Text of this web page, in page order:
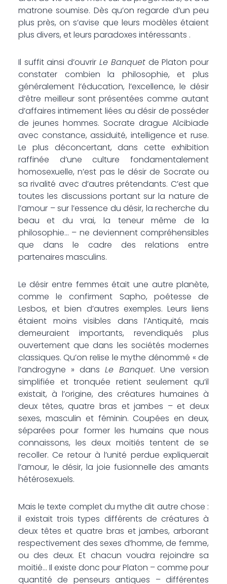
matrone soumise. Dès qu’on regarde d’un peu
plus près, on s’avise que leurs modèles étaient
plus divers, et leurs paradoxes intéressants .
Il suffit ainsi d’ouvrir Le Banquet de Platon pour
constater combien la philosophie, et plus
généralement l’éducation, l’excellence, le désir
d’être meilleur sont présentées comme autant
d’affaires intimement liées au désir de posséder
de jeunes hommes. Socrate drague Alcibiade
avec constance, assiduité, intelligence et ruse.
Le plus déconcertant, dans cette exhibition
raffinée d’une culture fondamentalement
homosexuelle, n’est pas le désir de Socrate ou
sa rivalité avec d’autres prétendants. C’est que
toutes les discussions portant sur la nature de
l’amour – sur l’essence du désir, la recherche du
beau et du vrai, la teneur même de la
philosophie… – ne deviennent compréhensibles
que dans le cadre des relations entre
partenaires masculins.
Le désir entre femmes était une autre planète,
comme le confirment Sapho, poétesse de
Lesbos, et bien d’autres exemples. Leurs liens
étaient moins visibles dans l’Antiquité, mais
demeuraient importants, revendiqués plus
ouvertement que dans les sociétés modernes
classiques. Qu’on relise le mythe dénommé « de
l’androgyne » dans Le Banquet. Une version
simplifiée et tronquée retient seulement qu’il
existait, à l’origine, des créatures humaines à
deux têtes, quatre bras et jambes – et deux
sexes, masculin et féminin. Coupées en deux,
séparées pour former les humains que nous
connaissons, les deux moitiés tentent de se
recoller. Ce retour à l’unité perdue expliquerait
l’amour, le désir, la joie fusionnelle des amants
hétérosexuels.
Mais le texte complet du mythe dit autre chose :
il existait trois types différents de créatures à
deux têtes et quatre bras et jambes, arborant
respectivement des sexes d’homme, de femme,
ou des deux. Et chacun voudra rejoindre sa
moitié… Il existe donc pour Platon – comme pour
quantité de penseurs antiques – différentes